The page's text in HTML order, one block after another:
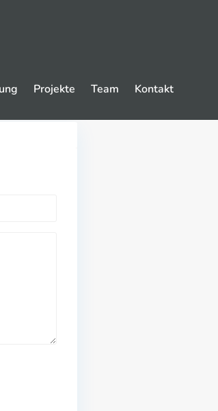
Projekte Team Kontakt